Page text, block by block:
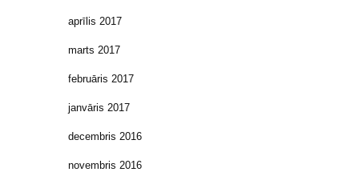
aprīlis 2017
marts 2017
februāris 2017
janvāris 2017
decembris 2016
novembris 2016